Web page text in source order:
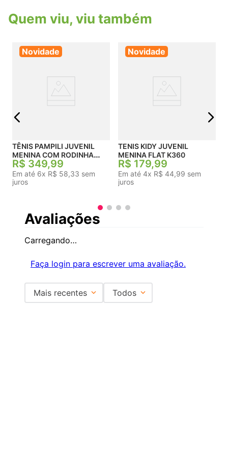
Quem viu, viu também
Novidade
TÊNIS PAMPILI JUVENIL
MENINA COM RODINHA
CANO ALTO
R$ 349,99
Em até 6x R$ 58,33 sem
juros
Novidade
TENIS KIDY JUVENIL
MENINA FLAT K360
R$ 179,99
Em até 4x R$ 44,99 sem
juros
Avaliações
Carregando…
Faça login para escrever uma avaliação.
Mais recentes Todos